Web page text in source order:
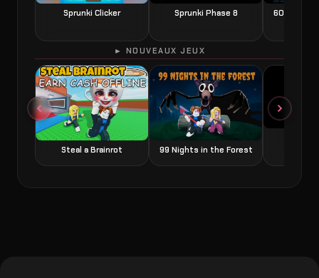
Sprunki Clicker Sprunki Phase 8 60
► NOUVEAUX JEUX
Steal a Brainrot 99 Nights in the Forest